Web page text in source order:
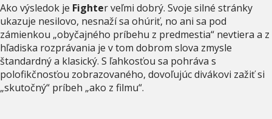
Ako výsledok je Fighter veľmi dobrý. Svoje silné stránky
ukazuje nesilovo, nesnaží sa ohúriť, no ani sa pod
zámienkou „obyčajného príbehu z predmestia“ nevtiera a z
hľadiska rozprávania je v tom dobrom slova zmysle
štandardný a klasický. S ľahkosťou sa pohráva s
polofikčnosťou zobrazovaného, dovoľujúc divákovi zažiť si
„skutočný“ príbeh „ako z filmu“.